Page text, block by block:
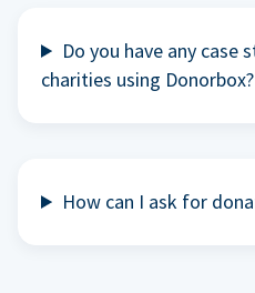
Do you have any case
charities using Donorbox?
How can I ask for